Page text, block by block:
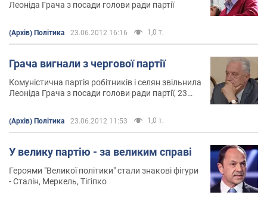
Леоніда Грача з посади голови ради партії
(Архів) Політика 23.06.2012 16:16 1,0 т.
Грача вигнали з чергової партії
Комуністична партія робітників і селян звільнила
Леоніда Грача з посади голови ради партії, 23
(Архів) Політика 23.06.2012 11:53 1,0 т.
У велику партію - за великим справі
Героями "Великої політики" стали знакові фігури
- Сталін, Меркель, Тігіпко